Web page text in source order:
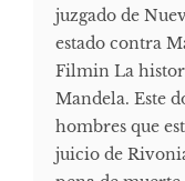
juzgado de
estado contra
Filmin La
Mandela. Este
hombres que
juicio de